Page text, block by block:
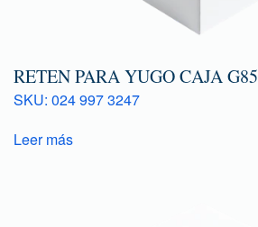
RETEN PARA YUGO CAJA G85
SKU: 024 997 3247
Leer más